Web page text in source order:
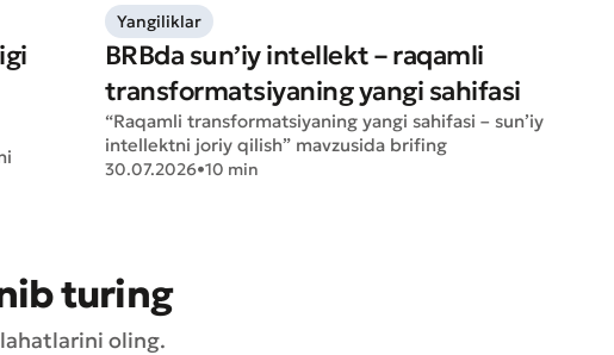
Yangiliklar
BRBda sun’iy intellekt – raqamli
transformatsiyaning yangi sahifasi
“Raqamli transformatsiyaning yangi sahifasi – sun’iy
intellektni joriy qilish” mavzusida brifing
30.07.2026•10 min
turing
oling.